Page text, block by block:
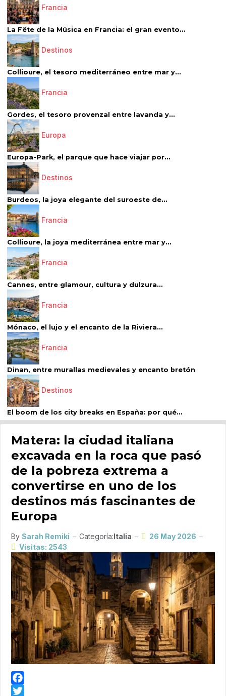
Francia
La Fête de la Música en Francia: el gran evento...
Destinos
Collioure, el tesoro mediterráneo entre mar y...
Francia
Gordes, el tesoro provenzal entre lavanda y...
Europa
Europa-Park, el parque que hace viajar por...
Destinos
Burdeos, la joya elegante del suroeste de...
Francia
Collioure, la joya mediterránea entre mar y...
Francia
Cannes, entre glamour, cultura y dulzura...
Francia
Mónaco, el lujo y el encanto de la Riviera...
Francia
Dinan, entre murallas medievales y encanto bretón
Destinos
El boom de los city breaks en España: por qué...
Matera: la ciudad italiana
excavada en la roca que pasó
de la pobreza extrema a
convertirse en uno de los
destinos más fascinantes de
Europa
By Sarah Remiki Categoría:Italia
26 May 2026
Visitas: 2543
Facebook